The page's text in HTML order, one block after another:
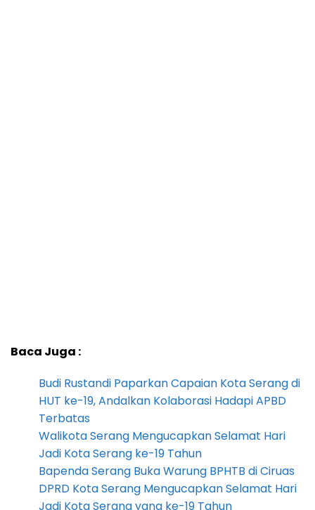
Baca Juga :
Budi Rustandi Paparkan Capaian Kota Serang di
HUT ke-19, Andalkan Kolaborasi Hadapi APBD
Terbatas
Walikota Serang Mengucapkan Selamat Hari
Jadi Kota Serang ke-19 Tahun
Bapenda Serang Buka Warung BPHTB di Ciruas
DPRD Kota Serang Mengucapkan Selamat Hari
Jadi Kota Serang yang ke-19 Tahun